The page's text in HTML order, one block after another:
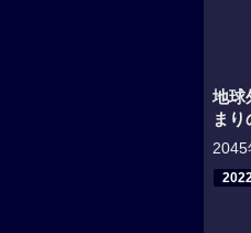
地球
まり
2045